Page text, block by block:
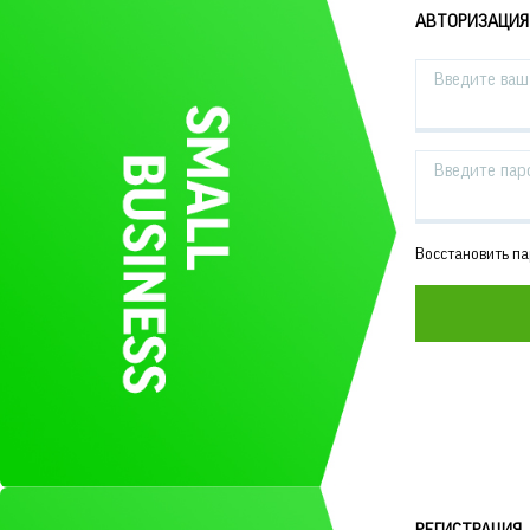
АВТОРИЗАЦИЯ
Введите
Введите
Восстановить